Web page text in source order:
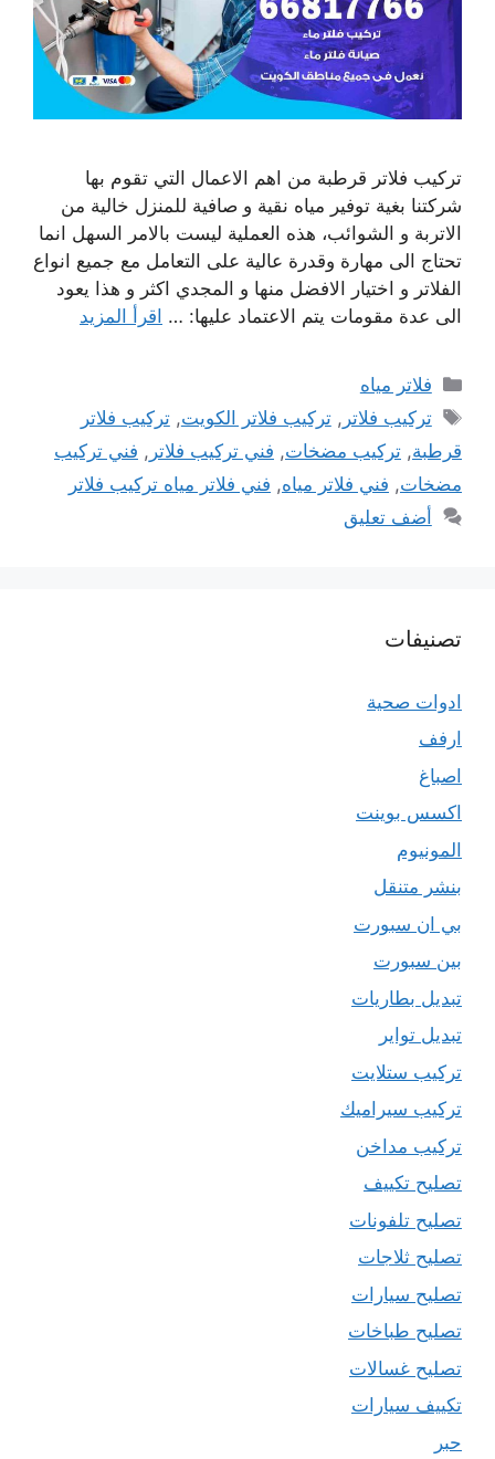
تركيب فلاتر قرطبة من اهم الاعمال التي تقوم بها
شركتنا بغية توفير مياه نقية و صافية للمنزل خالية من
الاتربة و الشوائب، هذه العملية ليست بالامر السهل انما
تحتاج الى مهارة وقدرة عالية على التعامل مع جميع انواع
الفلاتر و اختيار الافضل منها و المجدي اكثر و هذا يعود
الى عدة مقومات يتم الاعتماد عليها: … اقرأ المزيد
التصنيفات
فلاتر مياه
الوسوم
تركيب فلاتر ,تركيب فلاتر الكويت,تركيب فلاتر
قرطبة, تركيب مضخات, فني تركيب فلاتر , فني تركيب
مضخات, فني فلاتر مياه, فني فلاتر مياه تركيب فلاتر
أضف تعليق
تصنيفات
ادوات صحية
ارفف
اصباغ
اكسس بوينت
المونيوم
بنشر متنقل
بي ان سبورت
بين سبورت
تبديل بطاريات
تبديل تواير
تركيب ستلايت
تركيب سيراميك
تركيب مداخن
تصليح تكييف
تصليح تلفونات
تصليح ثلاجات
تصليح سيارات
تصليح طباخات
تصليح غسالات
تكييف سيارات
حبر